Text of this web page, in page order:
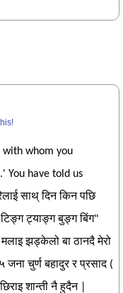
with whom you
You have told us
साथ् दिन किन पछि
ट्याङ्ग बुङ्ग बिंग"
झड्केलो बा ठानदै मेरो
चुर्ण बहादुर र प्रसाद (
शान्ती नै हुदैन |